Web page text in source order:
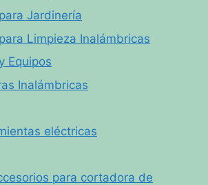
Jardinería
Limpieza Inalámbricas
Equipos
Inalámbricas
eléctricas
para cortadora de